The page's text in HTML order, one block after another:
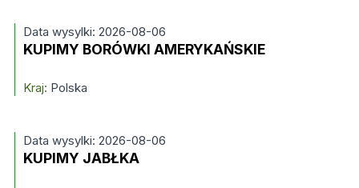
Data wysylki: 2026-08-06
KUPIMY BORÓWKI AMERYKAŃSKIE
Kraj: Polska
Data wysylki: 2026-08-06
KUPIMY JABŁKA